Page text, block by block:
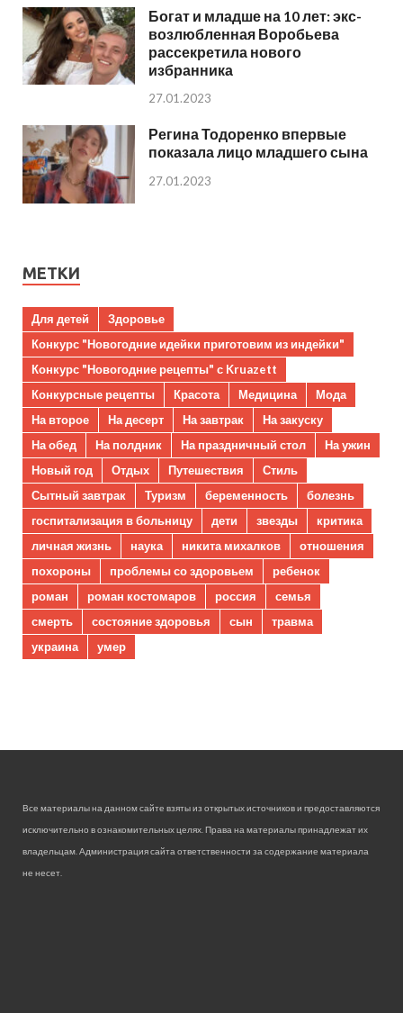
Богат и младше на 10 лет: экс-
возлюбленная Воробьева
рассекретила нового
избранника
27.01.2023
Регина Тодоренко впервые
показала лицо младшего сына
27.01.2023
МЕТКИ
Для детей
Здоровье
Конкурс "Новогодние идейки приготовим из индейки"
Конкурс "Новогодние рецепты" с Kruazett
Конкурсные рецепты
Красота Медицина
Мода
На второе
На десерт На завтрак
На закуску
На обед
На полдник На праздничный стол
На ужин
Новый год
Отдых Путешествия
Стиль
Сытный завтрак
Туризм беременность
болезнь
госпитализация в больницу
дети звезды
критика
личная жизнь
наука никита михалков
отношения
похороны
проблемы со здоровьем
ребенок
роман
роман костомаров россия
семья
смерть
состояние здоровья сын
травма
украина
умер
Все материалы на данном сайте взяты из открытых источников и предоставляются
исключительно в ознакомительных целях. Права на материалы принадлежат их
владельцам. Администрация сайта ответственности за содержание материала
не несет.